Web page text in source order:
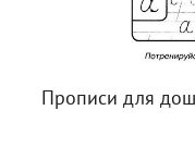
Прописи для